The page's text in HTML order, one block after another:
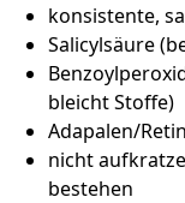
konsistente,
Salicylsäure
bleicht Stoffe)
Adapalen/
nicht
bestehen